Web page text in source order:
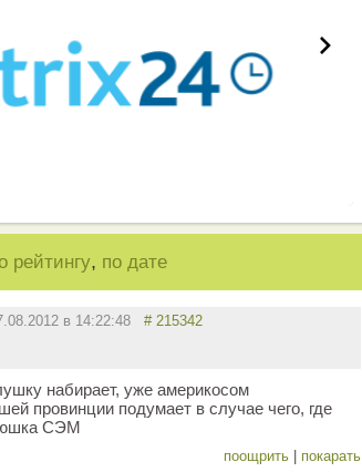
рейтингу, по дате
в 14:22:48 # 215342
набирает, уже америкосом
провинции подумает в случае чего, где
СЭМ
поощрить покарать